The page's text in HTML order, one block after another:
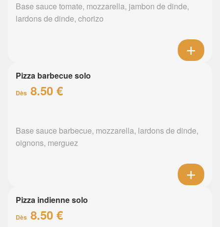
Base sauce tomate, mozzarella, jambon de dinde,
lardons de dinde, chorizo
Pizza barbecue solo
Dès 8.50 €
Base sauce barbecue, mozzarella, lardons de dinde,
oignons, merguez
Pizza indienne solo
Dès 8.50 €